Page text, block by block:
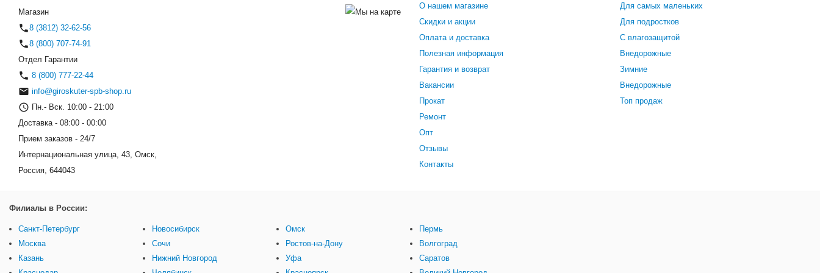
Магазин
8 (3812) 32-62-56
8 (800) 707-74-91
Отдел Гарантии
8 (800) 777-22-44
info@giroskuter-spb-shop.ru
Пн.- Вск. 10:00 - 21:00
Доставка - 08:00 - 00:00
Прием заказов - 24/7
Интернациональная улица, 43, Омск,
Россия, 644043
О нашем магазине
Скидки и акции
Оплата и доставка
Полезная информация
Гарантия и возврат
Вакансии
Прокат
Ремонт
Опт
Отзывы
Контакты
Для самых маленьких
Для подростков
С влагозащитой
Внедорожные
Зимние
Внедорожные
Топ продаж
Филиалы в России:
Санкт-Петербург
Москва
Казань
Новосибирск
Сочи
Нижний Новгород
Омск
Ростов-на-Дону
Уфа
Пермь
Волгоград
Саратов